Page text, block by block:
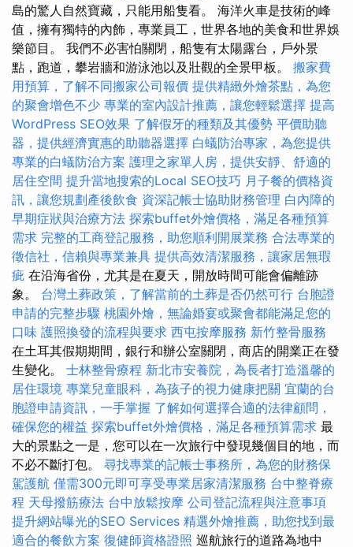
島的驚人自然寶藏，只能用船隻看。 海洋火車是技術的峰
值，擁有獨特的內飾，專業員工，世界各地的美食和世界娛
樂節目。 我們不必害怕關閉，船隻有太陽露台，戶外景
點，跑道，攀岩牆和游泳池以及壯觀的全景甲板。 搬家費
用預算，了解不同搬家公司報價 提供精緻外燴茶點，為您
的聚會增色不少 專業的室內設計推薦，讓您輕鬆選擇 提高
WordPress SEO效果 了解假牙的種類及其優勢 平價助聽
器，提供經濟實惠的助聽器選擇 白蟻防治專家，為您提供
專業的白蟻防治方案 護理之家單人房，提供安靜、舒適的
居住空間 提升當地搜索的Local SEO技巧 月子餐的價格資
訊，讓您規劃產後飲食 資深記帳士協助財務管理 白內障的
早期症狀與治療方法 探索buffet外燴價格，滿足各種預算
需求 完整的工商登記服務，助您順利開展業務 合法專業的
徵信社，信賴與專業兼具 提供高效清潔服務，讓家居無瑕
疵 在沿海省份，尤其是在夏天，開放時間可能會偏離跡
象。 台灣土葬政策，了解當前的土葬是否仍然可行 台胞證
申請的完整步驟 桃園外燴，無論婚宴或聚會都能滿足您的
口味 護照換發的流程與要求 西屯按摩服務 新竹整骨服務
在土耳其假期期間，銀行和辦公室關閉，商店的開業正在發
生變化。 士林整骨療程 新北市安養院，為長者打造溫馨的
居住環境 專業兒童眼科，為孩子的視力健康把關 宜蘭的台
胞證申請資訊，一手掌握 了解如何選擇合適的法律顧問，
確保您的權益 探索buffet外燴價格，滿足各種預算需求 最
大的景點之一是，您可以在一次旅行中發現幾個目的地，而
不必不斷打包。 尋找專業的記帳士事務所，為您的財務保
駕護航 僅需300元即可享受專業居家清潔服務 台中整脊療
程 天母撥筋療法 台中放鬆按摩 公司登記流程與注意事項
提升網站曝光的SEO Services 精選外燴推薦，助您找到最
適合的餐飲方案 復健師資格證照 巡航旅行的道路為地中